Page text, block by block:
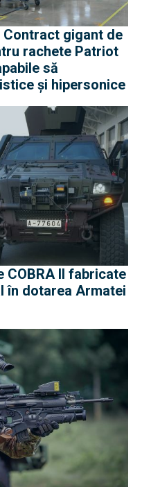
Contract gigant de
rachete Patriot
să
și hipersonice
COBRA II fabricate
în dotarea Armatei